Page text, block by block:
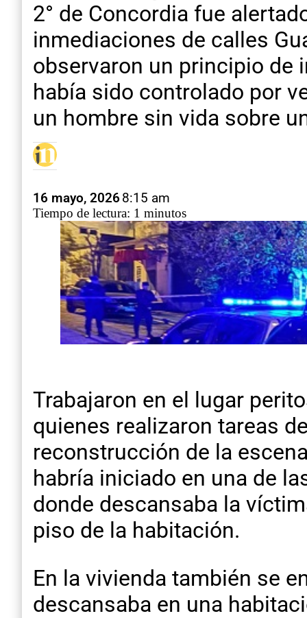
2° de Concordia fue
inmediaciones de calles
observaron un principio de
había sido controlado por
un hombre sin vida sobre
16 mayo, 20268:15 am
Tiempo de lectura: 1 minutos
Trabajaron en el lugar
quienes realizaron tareas
reconstrucción de la
habría iniciado en una de
donde descansaba la
piso de la habitación.
En la vivienda también se
descansaba en una